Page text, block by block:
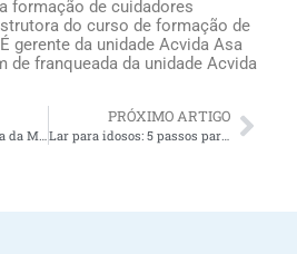
formação de cuidadores
do curso de formação de
gerente da unidade Acvida Asa
de franqueada da unidade Acvida
08 de março – Feliz Dia da Mulher
PRÓXIMO ARTIGO
Lar para idosos: 5 passos para escolher um lar para idosos ideal